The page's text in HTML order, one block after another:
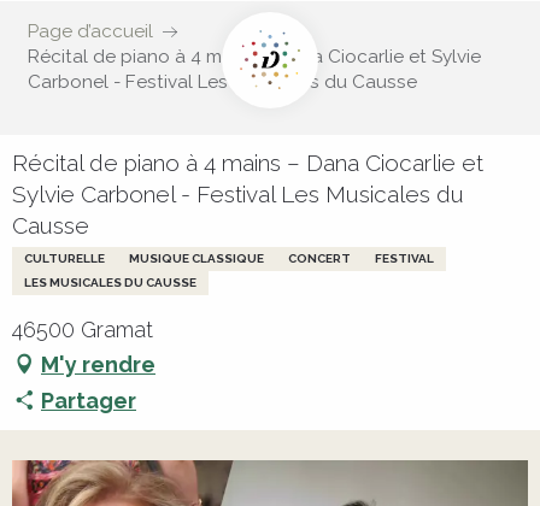
Page d’accueil
Récital de piano à 4 mains – Dana Ciocarlie et Sylvie
Carbonel - Festival Les Musicales du Causse
Récital de piano à 4 mains – Dana Ciocarlie et
Sylvie Carbonel - Festival Les Musicales du
Causse
CULTURELLE MUSIQUE CLASSIQUE CONCERT
FESTIVAL
LES MUSICALES DU CAUSSE
46500 Gramat
M'y rendre
Partager